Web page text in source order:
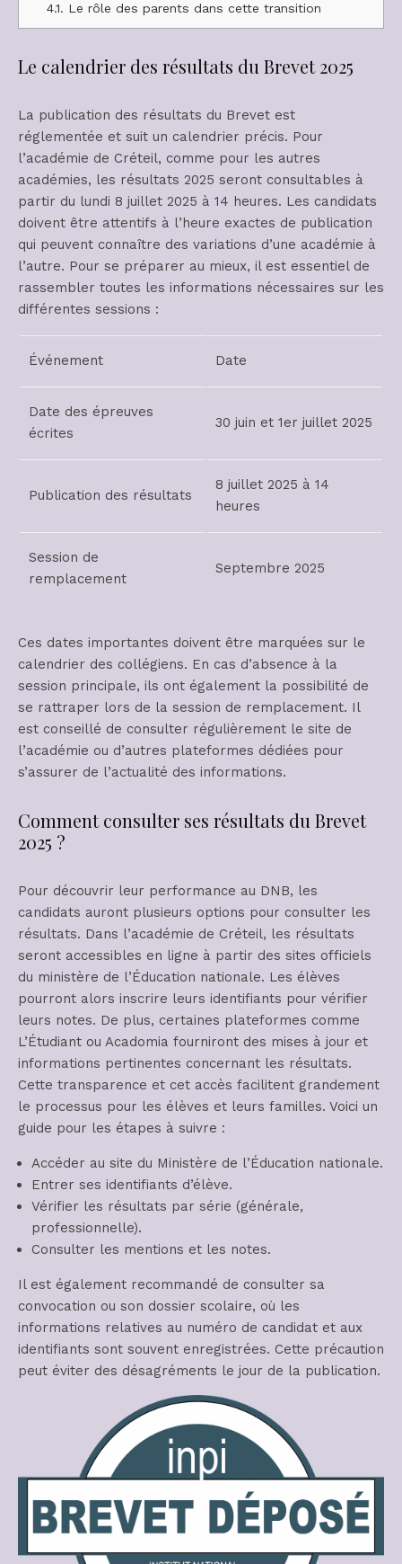
4.1. Le rôle des parents dans cette transition
Le calendrier des résultats du Brevet 2025
La publication des résultats du Brevet est
réglementée et suit un calendrier précis. Pour
l’académie de Créteil, comme pour les autres
académies, les résultats 2025 seront consultables à
partir du lundi 8 juillet 2025 à 14 heures. Les candidats
doivent être attentifs à l’heure exactes de publication
qui peuvent connaître des variations d’une académie à
l’autre. Pour se préparer au mieux, il est essentiel de
rassembler toutes les informations nécessaires sur les
différentes sessions :
Événement Date
Date des épreuves
écrites
30 juin et 1er juillet 2025
Publication des résultats
8 juillet 2025 à 14
heures
Session de
remplacement
Septembre 2025
Ces dates importantes doivent être marquées sur le
calendrier des collégiens. En cas d’absence à la
session principale, ils ont également la possibilité de
se rattraper lors de la session de remplacement. Il
est conseillé de consulter régulièrement le site de
l’académie ou d’autres plateformes dédiées pour
s’assurer de l’actualité des informations.
Comment consulter ses résultats du Brevet
2025 ?
Pour découvrir leur performance au DNB, les
candidats auront plusieurs options pour consulter les
résultats. Dans l’académie de Créteil, les résultats
seront accessibles en ligne à partir des sites officiels
du ministère de l’Éducation nationale. Les élèves
pourront alors inscrire leurs identifiants pour vérifier
leurs notes. De plus, certaines plateformes comme
L’Étudiant ou Acadomia fourniront des mises à jour et
informations pertinentes concernant les résultats.
Cette transparence et cet accès facilitent grandement
le processus pour les élèves et leurs familles. Voici un
guide pour les étapes à suivre :
Accéder au site du Ministère de l’Éducation nationale.
Entrer ses identifiants d’élève.
Vérifier les résultats par série (générale,
professionnelle).
Consulter les mentions et les notes.
Il est également recommandé de consulter sa
convocation ou son dossier scolaire, où les
informations relatives au numéro de candidat et aux
identifiants sont souvent enregistrées. Cette précaution
peut éviter des désagréments le jour de la publication.